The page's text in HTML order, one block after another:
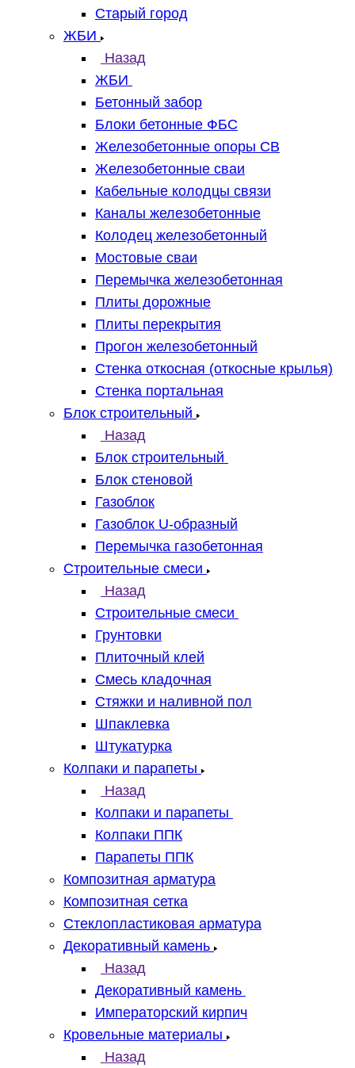
Старый город
ЖБИ
Назад
ЖБИ
Бетонный забор
Блоки бетонные ФБС
Железобетонные опоры СВ
Железобетонные сваи
Кабельные колодцы связи
Каналы железобетонные
Колодец железобетонный
Мостовые сваи
Перемычка железобетонная
Плиты дорожные
Плиты перекрытия
Прогон железобетонный
Стенка откосная (откосные крылья)
Стенка портальная
Блок строительный
Назад
Блок строительный
Блок стеновой
Газоблок
Газоблок U-образный
Перемычка газобетонная
Строительные смеси
Назад
Строительные смеси
Грунтовки
Плиточный клей
Смесь кладочная
Стяжки и наливной пол
Шпаклевка
Штукатурка
Колпаки и парапеты
Назад
Колпаки и парапеты
Колпаки ППК
Парапеты ППК
Композитная арматура
Композитная сетка
Стеклопластиковая арматура
Декоративный камень
Назад
Декоративный камень
Императорский кирпич
Кровельные материалы
Назад